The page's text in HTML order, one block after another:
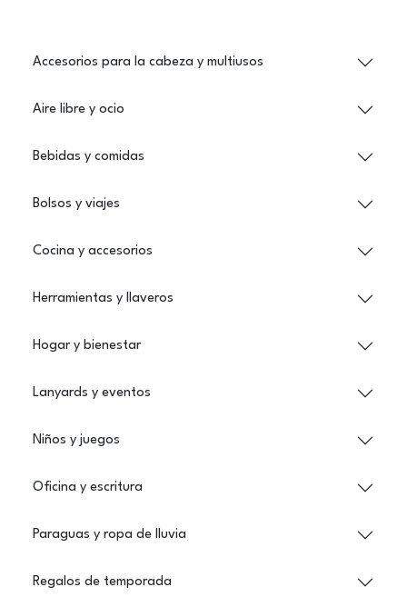
Accesorios para la cabeza y multiusos
Aire libre y ocio
Bebidas y comidas
Bolsos y viajes
Cocina y accesorios
Herramientas y llaveros
Hogar y bienestar
Lanyards y eventos
Niños y juegos
Oficina y escritura
Paraguas y ropa de lluvia
Regalos de temporada